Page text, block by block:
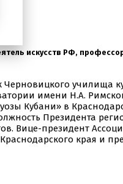
искусств РФ,
Черновицкого училища
имени Н.А.
Кубани» в
Президента
Вице-президент
края и